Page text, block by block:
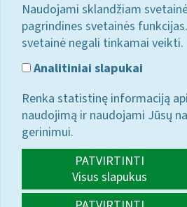
Naudojami sklandžiam
pagrindines svetainės
svetainė negali tinkamai veikti.
Analitiniai slapukai
Renka statistinę informaciją
naudojimą ir naudojami Jūsų
gerinimui.
PATVIRTINTI
Visus slapukus